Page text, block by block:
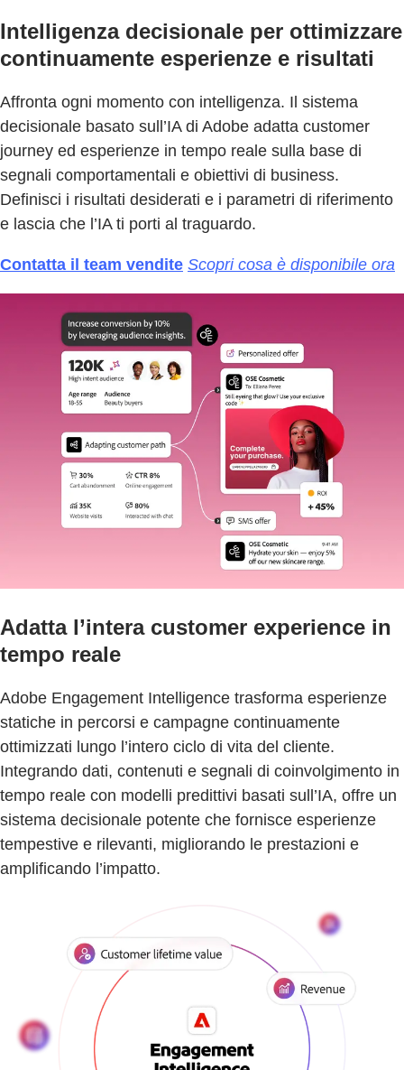
Intelligenza decisionale per ottimizzare
continuamente esperienze e risultati
Affronta ogni momento con intelligenza. Il sistema
decisionale basato sull’IA di Adobe adatta customer
journey ed esperienze in tempo reale sulla base di
segnali comportamentali e obiettivi di business.
Definisci i risultati desiderati e i parametri di riferimento
e lascia che l’IA ti porti al traguardo.
Contatta il team vendite Scopri cosa è disponibile ora
Adatta l’intera customer experience in
tempo reale
Adobe Engagement Intelligence trasforma esperienze
statiche in percorsi e campagne continuamente
ottimizzati lungo l’intero ciclo di vita del cliente.
Integrando dati, contenuti e segnali di coinvolgimento in
tempo reale con modelli predittivi basati sull’IA, offre un
sistema decisionale potente che fornisce esperienze
tempestive e rilevanti, migliorando le prestazioni e
amplificando l’impatto.